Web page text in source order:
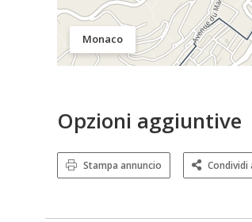
Monaco
Opzioni aggiuntive
Stampa annuncio Condividi